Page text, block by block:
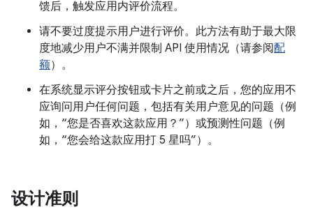
馈后，触发应用内评价流程。
请不要过度提示用户进行评价。此方法有助于最大限
度地减少用户不满并限制 API 使用情况（请参阅配
额）。
在系统显示评分按钮或卡片之前或之后，您的应用不
应询问用户任何问题，包括有关用户意见的问题（例
如，“您是否喜欢这款应用？”）或预测性问题（例
如，“您会给这款应用打 5 星吗”）。
设计准则